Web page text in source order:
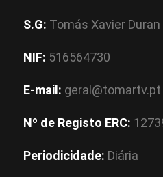
S.G: Tomás Xavier
NIF: 516564730
E-mail: geral@tomartv.pt
Nº de Registo ERC:
Periodicidade: Diária